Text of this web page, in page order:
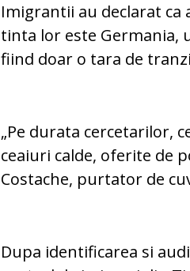
Imigrantii au declarat ca
tinta lor este Germania,
fiind doar o tara de
„Pe durata cercetarilor,
ceaiuri calde, oferite de
Costache, purtator de
Dupa identificarea si